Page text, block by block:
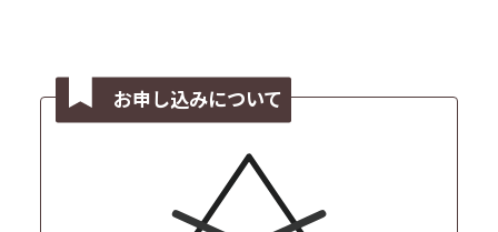
お申し込みについて